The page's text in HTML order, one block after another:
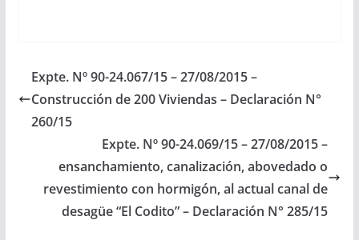
se incluya en el
Presupuesto General
de la Provincia año
2016,…
Expte. Nº 90-24.067/15 – 27/08/2015 –
Construcción de 200 Viviendas – Declaración N°
260/15
Expte. Nº 90-24.069/15 – 27/08/2015 –
ensanchamiento, canalización, abovedado o
revestimiento con hormigón, al actual canal de
desagüe “El Codito” – Declaración N° 285/15